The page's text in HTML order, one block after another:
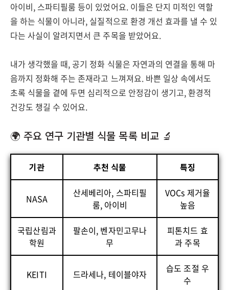
아이비, 스파티필룸 등이 있었어요. 이들은 단지 미적인 역할
을 하는 식물이 아니라, 실질적으로 환경 개선 효과를 낼 수 있
다는 사실이 알려지면서 큰 주목을 받았어요.
내가 생각했을 때, 공기 정화 식물은 자연과의 연결을 통해 마
음까지 정화해 주는 존재라고 느껴져요. 바쁜 일상 속에서도
초록 식물을 곁에 두면 심리적으로 안정감이 생기고, 환경적
건강도 챙길 수 있어요.
🌍 주요 연구 기관별 식물 목록 비교 🔬
기관 추천 식물 특징
NASA
산세베리아, 스파티필
룸, 아이비
VOCs 제거율
높음
국립산림과
학원
팔손이, 벤자민고무나
무
피톤치드 효
과 주목
KEITI 드라세나, 테이블야자
습도 조절 우
수